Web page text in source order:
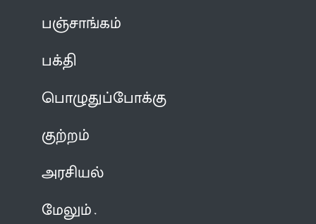
பஞ்சாங்கம்
பக்தி
பொழுதுப்போக்கு
குற்றம்
அரசியல்
மேலும்